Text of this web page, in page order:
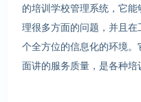
的培训学校管理系统，它
理很多方面的问题，并且
个全方位的信息化的环境
面讲的服务质量，是各种培